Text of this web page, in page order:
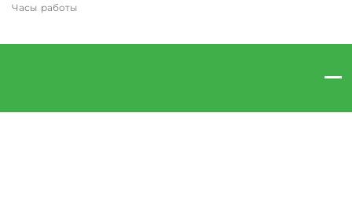
Часы работы